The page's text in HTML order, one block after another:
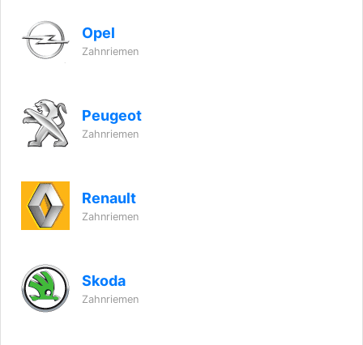
Opel
Zahnriemen
Peugeot
Zahnriemen
Renault
Zahnriemen
Skoda
Zahnriemen